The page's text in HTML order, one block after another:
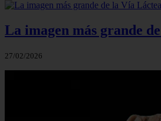
La imagen más grande
27/02/2026